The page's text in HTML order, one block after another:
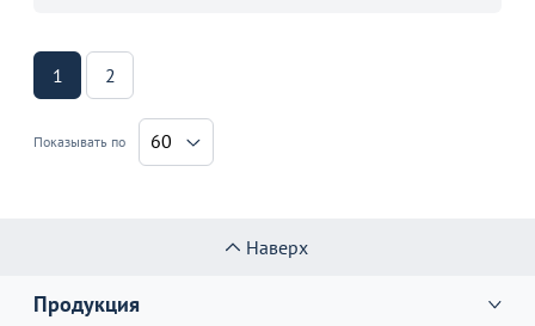
1 2
Показывать по 60
Наверх
Продукция